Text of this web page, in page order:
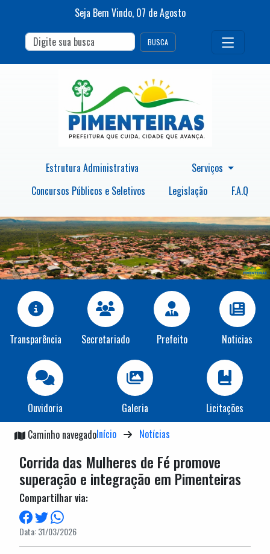
Seja Bem Vindo, 07 deAgosto
BUSCA
Estrutura Administrativa
Serviços
Concursos Públicos e Seletivos
Legislação F.A.Q
Transparência Secretariado Prefeito Noticias
Ouvidoria Galeria
Licitações
Caminho navegadoInício Notícias
Corrida das Mulheres de Fé promove
superação e integração em Pimenteiras
Compartilhar via:
Data: 31/03/2026